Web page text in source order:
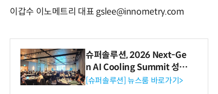
이갑수 이노메트리 대표 gslee@innometry.com
슈퍼솔루션, 2026 Next-Ge
n AI Cooling Summit 성황
리 성료
[슈퍼솔루션] 뉴스룸 바로가기>